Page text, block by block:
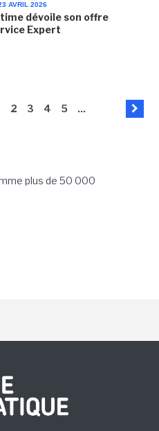
AVRIL 2026
dévoile son offre
Expert
2 3 4 5 ...
plus de 50 000